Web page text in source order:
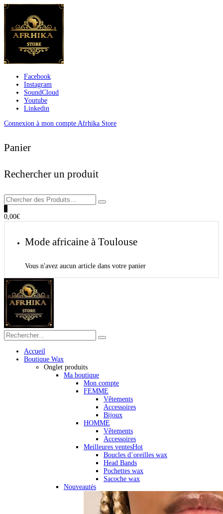
Facebook
Instagram
SoundCloud
Youtube
Linkedin
Connexion à mon compte Afrhika Store
Panier
Rechercher un produit
0,00€
Mode africaine à Toulouse
Vous n'avez aucun article dans votre panier
Accueil
Boutique Wax
Onglet produits
Ma boutique
Mon compte
FEMME
Vêtements
Accessoires
Bijoux
HOMME
Vêtements
Accessoires
Meilleures ventesHot
Boucles d’oreilles wax
Head Bands
Pochettes wax
Sacoche wax
Nouveautés